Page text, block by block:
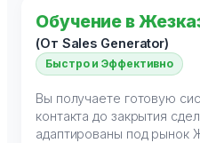
Обучение в
(От Sales Generator)
Быстро и Эффективно
Вы получаете готовую
контакта до закрытия
адаптированы под рынок